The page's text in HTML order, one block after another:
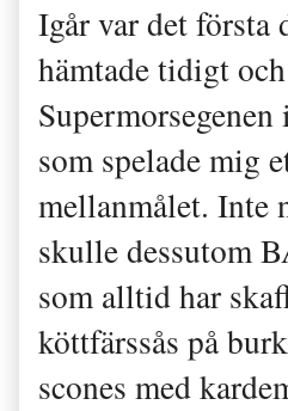
Igår var det första
hämtade tidigt
som spelade mig
mellanmålet. Inte
skulle dessutom
som alltid har
köttfärssås på
scones med